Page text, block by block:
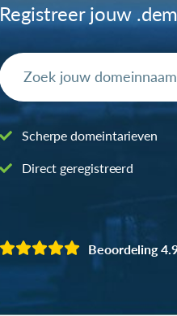
Registreer jouw
Scherpe domeintarieven
Direct geregistreerd
Beoordeling